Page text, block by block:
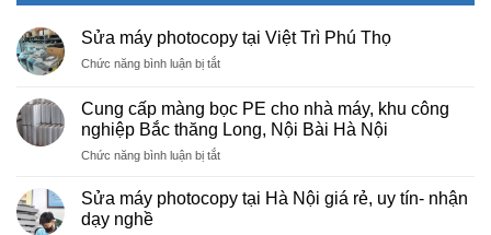
Sửa máy photocopy tại Việt Trì Phú Thọ
Chức năng bình luận bị tắtở
photocopy
tại
Việt
Phú
Thọ
Cung cấp màng bọc PE cho nhà máy, khu công
nghiệp Bắc thăng Long, Nội Bài Hà Nội
Chức năng bình luận bị tắtở
màng
Sửa máy photocopy tại Hà Nội giá rẻ, uy tín- nhận
dạy nghề